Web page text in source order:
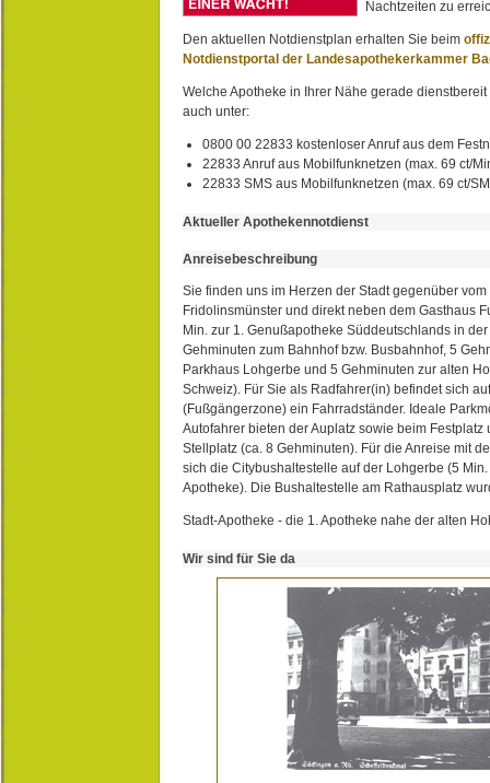
Nachtzeiten zu
Den aktuellen Notdienstplan erhalten Sie beim
Notdienstportal der Landesapothekerkammer
Welche Apotheke in Ihrer Nähe gerade
auch unter:
0800 00 22833 kostenloser Anruf aus dem
22833 Anruf aus Mobilfunknetzen (max. 69 ct/
22833 SMS aus Mobilfunknetzen (max. 69 ct/
Aktueller Apothekennotdienst
Anreisebeschreibung
Sie finden uns im Herzen der Stadt gegenüber
Fridolinsmünster und direkt neben dem Gasthaus
Min. zur 1. Genußapotheke Süddeutschlands in
Gehminuten zum Bahnhof bzw. Busbahnhof, 5
Parkhaus Lohgerbe und 5 Gehminuten zur alten
Schweiz). Für Sie als Radfahrer(in) befindet sich
(Fußgängerzone) ein Fahrradständer. Ideale
Autofahrer bieten der Auplatz sowie beim Festplatz
Stellplatz (ca. 8 Gehminuten). Für die Anreise mit
sich die Citybushaltestelle auf der Lohgerbe (5
Apotheke). Die Bushaltestelle am Rathausplatz
Stadt-Apotheke - die 1. Apotheke nahe der alten
Wir sind für Sie da